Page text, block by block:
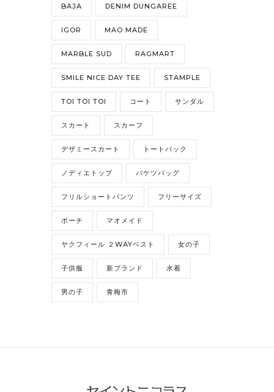
BAJA DENIM DUNGAREE
IGOR MAO MADE
MARBLE SUD RAGMART
SMILE NICE DAY TEE STAMPLE
TOI TOI TOI コート サンダル
スカート スカーフ
デザミースカート トートバック
ノディエトップ バケツバッグ
フリルショートパンツ フリーサイズ
ポーチ マオメイド
ヤクフィール ２WAYベスト 女の子
子供服 新ブランド 水着
男の子 青梅市